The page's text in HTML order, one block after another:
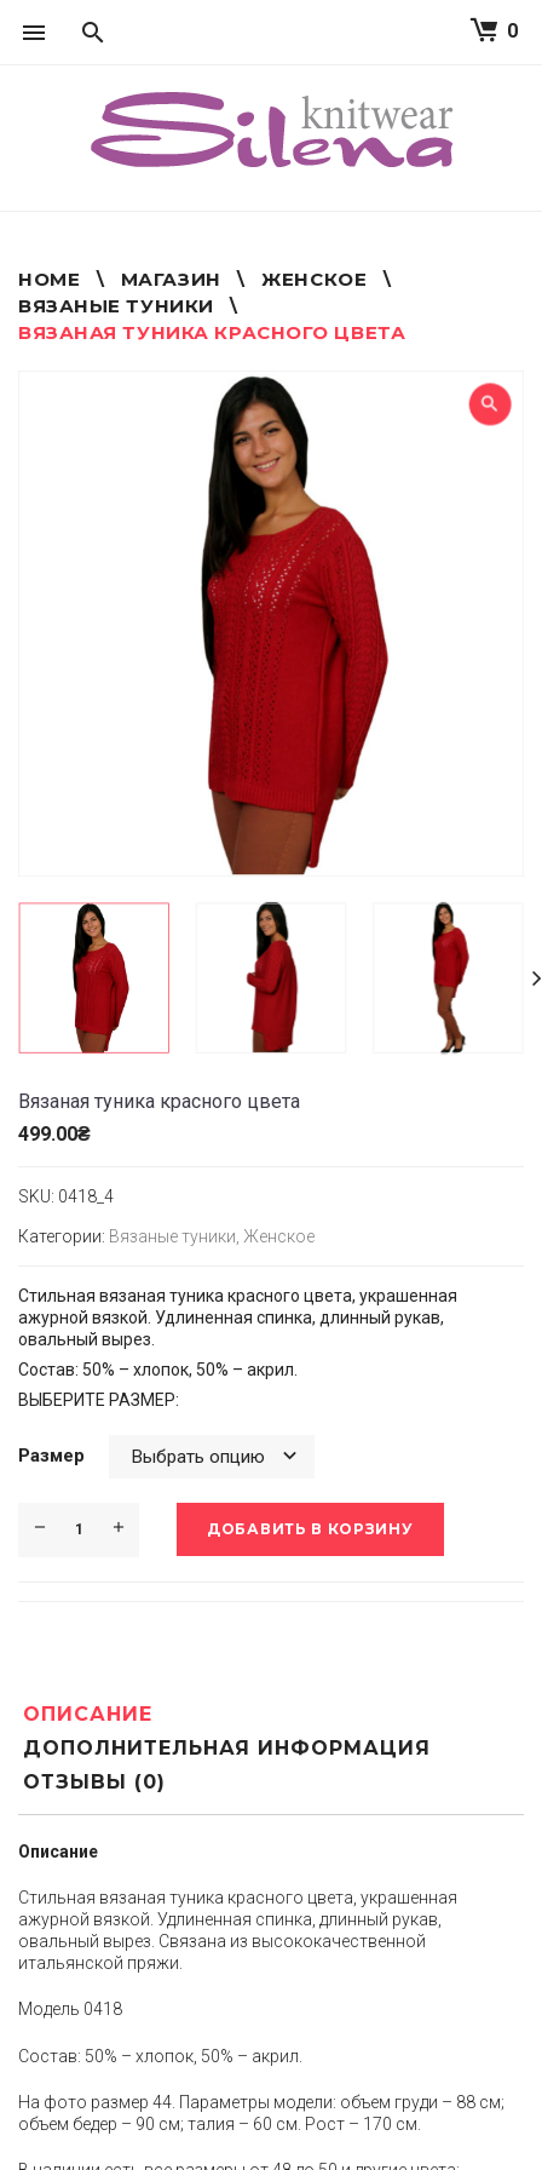
0
HOME \ МАГАЗИН \ ЖЕНСКОЕ
\
ВЯЗАНЫЕ ТУНИКИ
\
ВЯЗАНАЯ ТУНИКА КРАСНОГО ЦВЕТА
Вязаная туника красного цвета
499.00₴
SKU: 0418_4
Категории: Вязаные туники, Женское
Стильная вязаная туника красного цвета, украшенная
ажурной вязкой. Удлиненная спинка, длинный рукав,
овальный вырез.
Состав: 50% – хлопок, 50% – акрил.
ВЫБЕРИТЕ РАЗМЕР:
Размер
ДОБАВИТЬ В КОРЗИНУ
ОПИСАНИЕ
ДОПОЛНИТЕЛЬНАЯ ИНФОРМАЦИЯ
ОТЗЫВЫ (0)
Описание
Стильная вязаная туника красного цвета, украшенная
ажурной вязкой. Удлиненная спинка, длинный рукав,
овальный вырез. Связана из высококачественной
итальянской пряжи.
Модель 0418
Состав: 50% – хлопок, 50% – акрил.
На фото размер 44. Параметры модели: объем груди – 88 см;
объем бедер – 90 см; талия – 60 см. Рост – 170 см.